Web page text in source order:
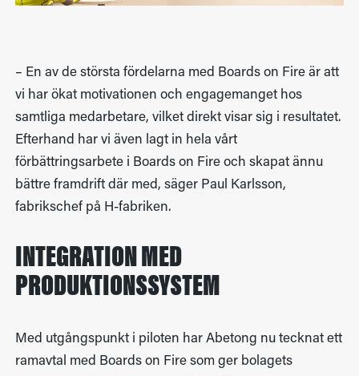
– En av de största fördelarna med Boards on Fire är att
vi har ökat motivationen och engagemanget hos
samtliga medarbetare, vilket direkt visar sig i resultatet.
Efterhand har vi även lagt in hela vårt
förbättringsarbete i Boards on Fire och skapat ännu
bättre framdrift där med, säger Paul Karlsson,
fabrikschef på H-fabriken.
INTEGRATION MED
PRODUKTIONSSYSTEM
Med utgångspunkt i piloten har Abetong nu tecknat ett
ramavtal med Boards on Fire som ger bolagets